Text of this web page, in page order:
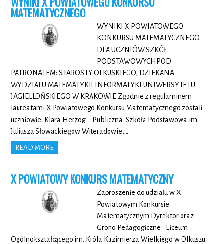
MATEMATYCZNEGO
WYNIKI X POWIATOWEGO
KONKURSU MATEMATYCZNEGO
DLA UCZNIÓW SZKÓŁ
PODSTAWOWYCHPOD
PATRONATEM: STAROSTY OLKUSKIEGO, DZIEKANA
WYDZIAŁU MATEMATYKII INFORMATYKI UNIWERSYTETU
JAGIELLOŃSKIEGO W KRAKOWIE Zgodnie z regulaminem
laureatami X Powiatowego Konkursu Matematycznego zostali
uczniowie: Klara Herzog – Publiczna Szkoła Podstawowa im.
Juliusza Słowackiegow Witeradowie,…
READ MORE
X POWIATOWY KONKURS MATEMATYCZNY
Zaproszenie do udziału w X
Powiatowym Konkursie
Matematycznym Dyrektor oraz
Grono Pedagogiczne I Liceum
Ogólnokształcącego im. Króla Kazimierza Wielkiego w Olkuszu